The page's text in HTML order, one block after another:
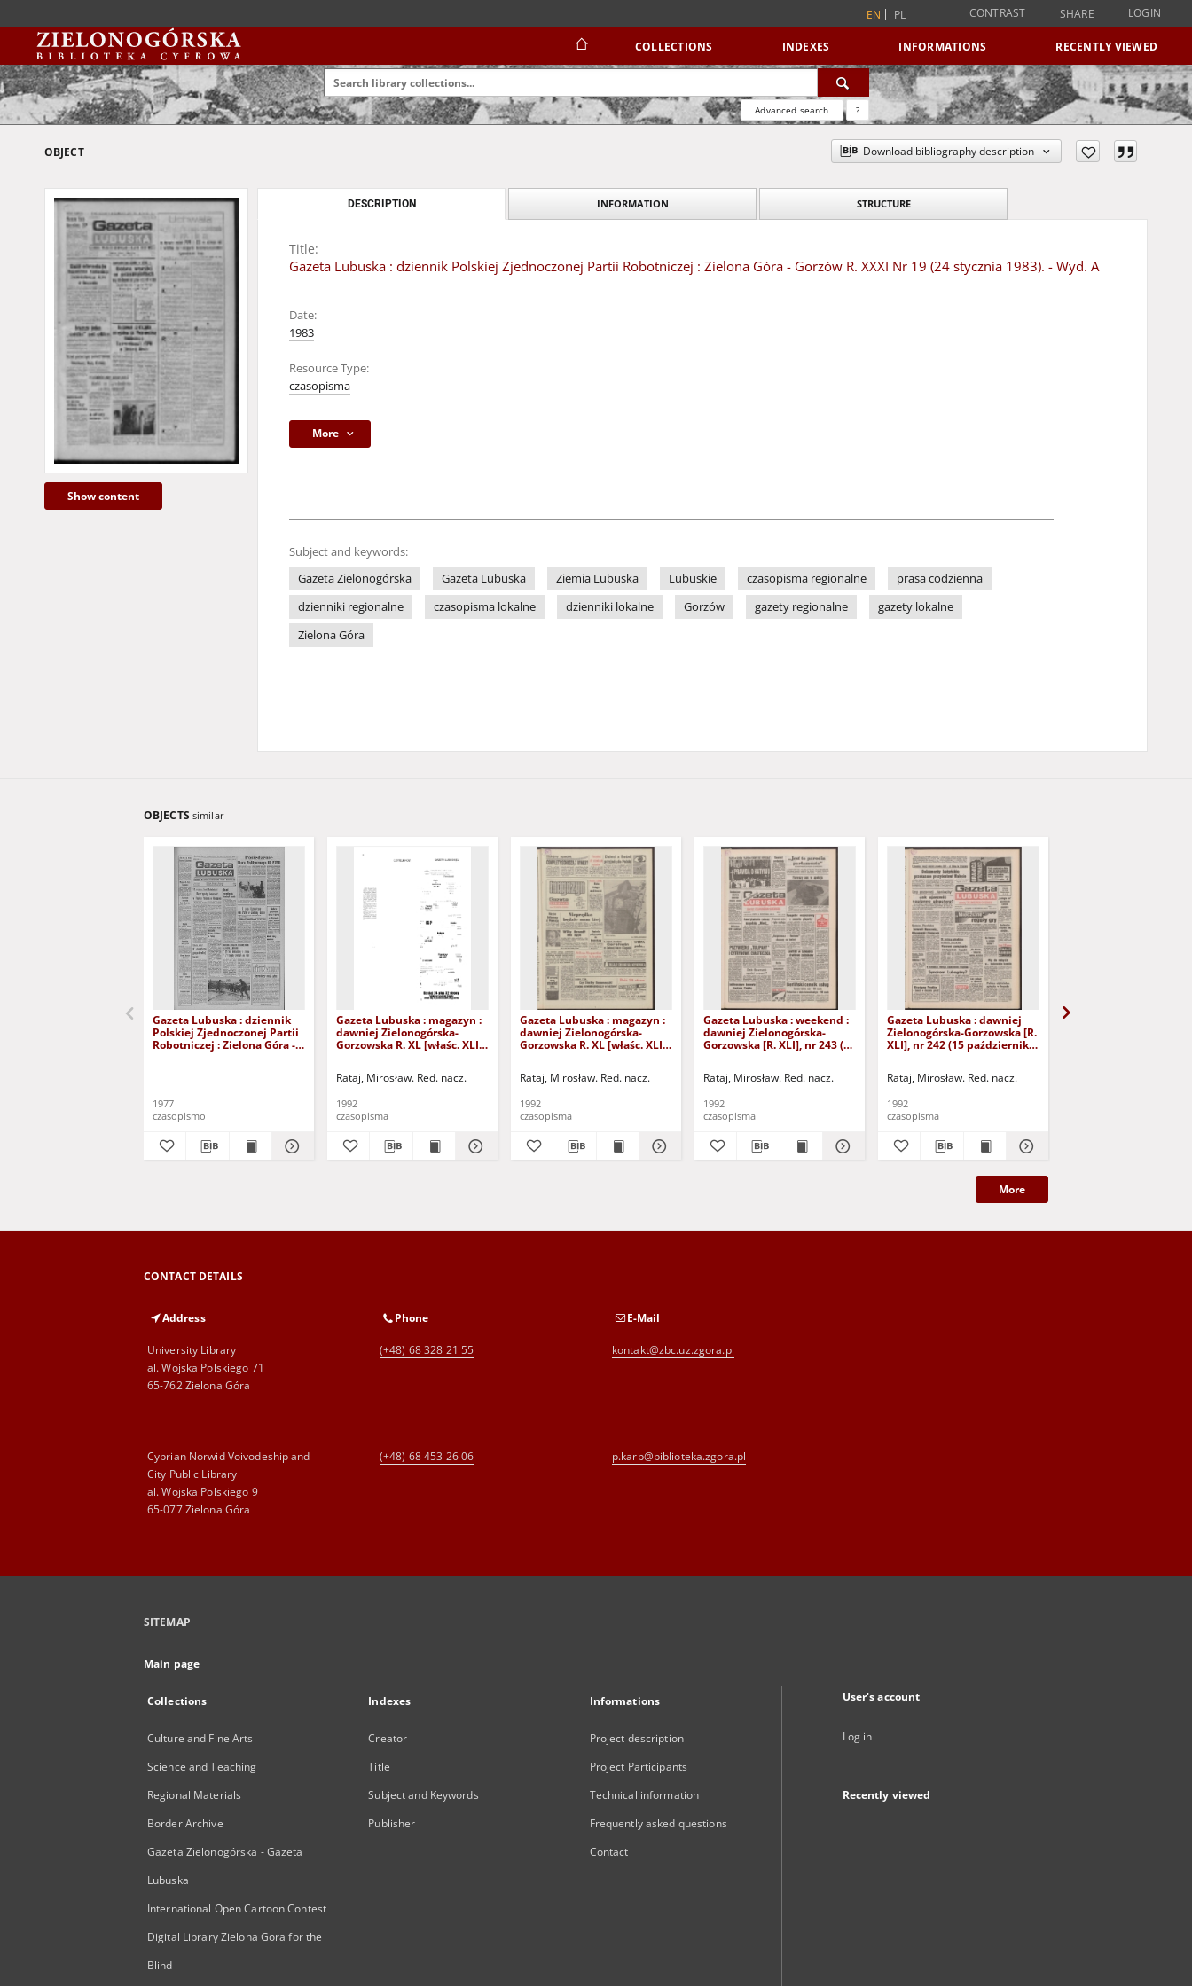
EN PL CONTRAST SHARE LOGIN
COLLECTIONS INDEXES INFORMATIONS RECENTLY VIEWED
Advanced search ?
OBJECT Download bibliography description
Show content
DESCRIPTION INFORMATION STRUCTURE
Title:
Gazeta Lubuska : dziennik Polskiej Zjednoczonej Partii Robotniczej : Zielona Góra - Gorzów R. XXXI Nr 19 (24 stycznia 1983). - Wyd. A
Date:
1983
Resource Type:
czasopisma
More
Subject and keywords:
Gazeta Zielonogórska
Gazeta Lubuska Ziemia Lubuska Lubuskie czasopisma regionalne
prasa codzienna
dzienniki regionalne
czasopisma lokalne dzienniki lokalne Gorzów gazety regionalne
gazety lokalne
Zielona Góra
OBJECTS similar
Gazeta Lubuska : dziennik
Polskiej Zjednoczonej Partii
Robotniczej : Zielona Góra -
1977
czasopismo
Gazeta Lubuska : magazyn :
dawniej Zielonogórska-
Gorzowska R. XL [właśc. XLI],
Rataj, Mirosław. Red. nacz.
1992
czasopisma
Gazeta Lubuska : magazyn :
dawniej Zielonogórska-
Gorzowska R. XL [właśc. XLI],
Rataj, Mirosław. Red. nacz.
1992
czasopisma
Gazeta Lubuska : weekend :
dawniej Zielonogórska-
Gorzowska [R. XLI], nr 243 (16
Rataj, Mirosław. Red. nacz.
1992
czasopisma
Gazeta Lubuska : dawniej
Zielonogórska-Gorzowska [R.
XLI], nr 242 (15 października
Rataj, Mirosław. Red. nacz.
1992
czasopisma
More
CONTACT DETAILS
Address
University Library
al. Wojska Polskiego 71
65-762 Zielona Góra
Phone
(+48) 68 328 21 55
E-Mail
kontakt@zbc.uz.zgora.pl
Cyprian Norwid Voivodeship and
City Public Library
al. Wojska Polskiego 9
65-077 Zielona Góra
(+48) 68 453 26 06 p.karp@biblioteka.zgora.pl
SITEMAP
Main page
Collections
Culture and Fine Arts
Science and Teaching
Regional Materials
Border Archive
Gazeta Zielonogórska - Gazeta
Lubuska
International Open Cartoon Contest
Digital Library Zielona Gora for the
Blind
Indexes
Creator
Title
Subject and Keywords
Publisher
Informations
Project description
Project Participants
Technical information
Frequently asked questions
Contact
User's account
Log in
Recently viewed